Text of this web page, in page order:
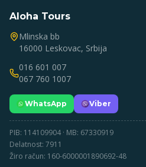
Aloha Tours
Mlinska bb
16000 Leskovac, Srbija
016 601 007
067 760 1007
WhatsApp Viber
PIB: 114109904 · MB: 67330919
Delatnost: 7911
Žiro račun: 160-6000001890692-48